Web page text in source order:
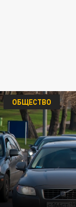
ОБЩЕСТВО